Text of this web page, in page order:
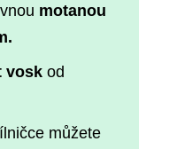
motanou
vosk od
můžete